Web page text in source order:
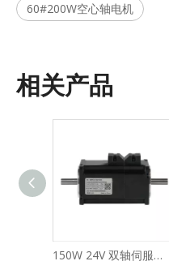
60#200W空心轴电机
相关产品
150W 24V 双轴伺服电机